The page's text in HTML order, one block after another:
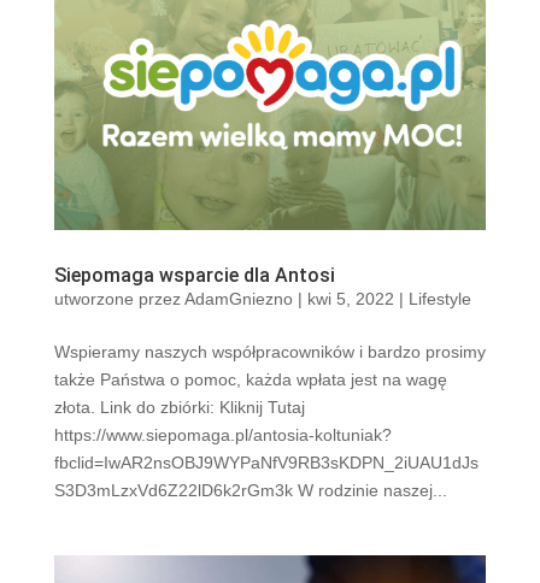
Siepomaga wsparcie dla Antosi
utworzone przezAdamGniezno| kwi 5, 2022 | Lifestyle
Wspieramy naszych współpracowników i bardzo prosimy
także Państwa o pomoc, każda wpłata jest na wagę
złota. Link do zbiórki: Kliknij Tutaj
https://www.siepomaga.pl/antosia-koltuniak?
fbclid=IwAR2nsOBJ9WYPaNfV9RB3sKDPN_2iUAU1dJs
S3D3mLzxVd6Z22lD6k2rGm3k W rodzinie naszej...